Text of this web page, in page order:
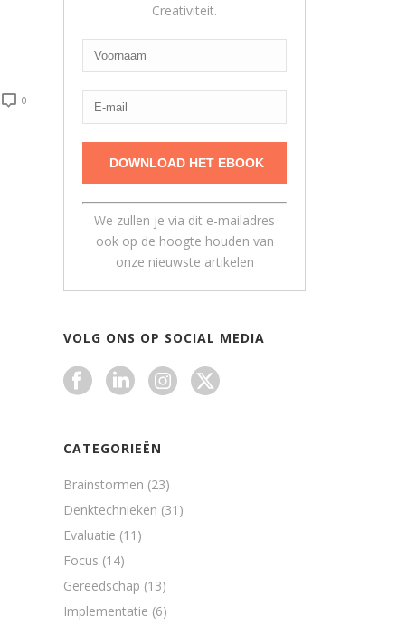
0
Creativiteit.
We zullen je via dit e-mailadres
ook op de hoogte houden van
onze nieuwste artikelen
VOLG ONS OP SOCIAL MEDIA
CATEGORIEËN
Brainstormen (23)
Denktechnieken (31)
Evaluatie (11)
Focus (14)
Gereedschap (13)
Implementatie (6)